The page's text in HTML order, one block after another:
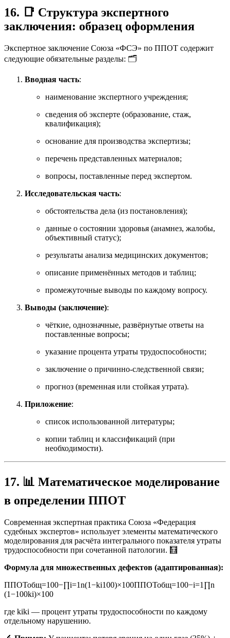
16. 📑 Структура экспертного
заключения: образец оформления
Экспертное заключение Союза «ФСЭ» по ППОТ содержит
следующие обязательные разделы: 🗂️
Вводная часть:
наименование экспертного учреждения;
сведения об эксперте (образование, стаж,
квалификация);
основание для производства экспертизы;
перечень представленных материалов;
вопросы, поставленные перед экспертом.
Исследовательская часть:
обстоятельства дела (из постановления);
данные о состоянии здоровья (анамнез, жалобы,
объективный статус);
результаты анализа медицинских документов;
описание применённых методов и таблиц;
промежуточные выводы по каждому вопросу.
Выводы (заключение):
чёткие, однозначные, развёрнутые ответы на
поставленные вопросы;
указание процента утраты трудоспособности;
заключение о причинно-следственной связи;
прогноз (временная или стойкая утрата).
Приложение:
список использованной литературы;
копии таблиц и классификаций (при
необходимости).
17. 📊 Математическое моделирование
в определении ППОТ
Современная экспертная практика Союза «Федерация
судебных экспертов» использует элементы математического
моделирования для расчёта интегрального показателя утраты
трудоспособности при сочетанной патологии. 🧮
Формула для множественных дефектов (адаптированная):
ППОТобщ=100−∏i=1n(1−ki100)×100ППОТобщ=100−i=1 ∏n
(1−100ki)×100
где kiki — процент утраты трудоспособности по каждому
отдельному нарушению.